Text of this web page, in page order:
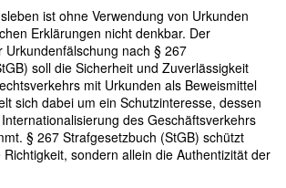
ist ohne Verwendung von Urkunden
Erklärungen nicht denkbar. Der
Urkundenfälschung nach § 267
soll die Sicherheit und Zuverlässigkeit
mit Urkunden als Beweismittel
sich dabei um ein Schutzinteresse, dessen
des Geschäftsverkehrs
§ 267 Strafgesetzbuch (StGB) schützt
sondern allein die Authentizität der